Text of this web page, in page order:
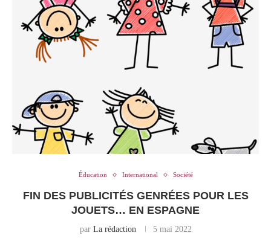
Éducation International Société
FIN DES PUBLICITÉS GENRÉES POUR LES
JOUETS… EN ESPAGNE
par La rédaction 5 mai 2022